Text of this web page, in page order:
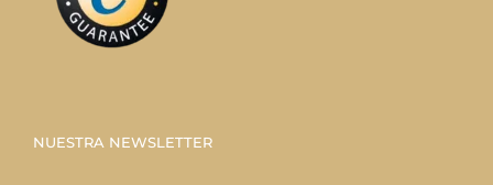
NUESTRA NEWSLETTER